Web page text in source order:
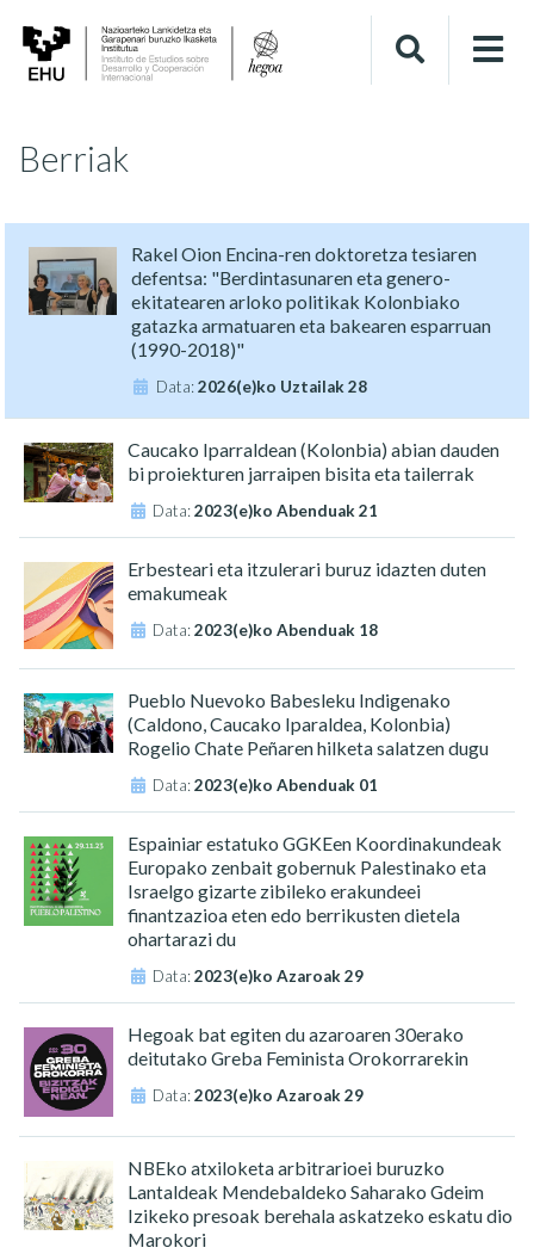
Berriak
Rakel Oion Encina-ren doktoretza tesiaren
defentsa: "Berdintasunaren eta genero-
ekitatearen arloko politikak Kolonbiako
gatazka armatuaren eta bakearen esparruan
(1990-2018)"
Data:2026(e)ko Uztailak 28
Caucako Iparraldean (Kolonbia) abian dauden
bi proiekturen jarraipen bisita eta tailerrak
Data:2023(e)ko Abenduak 21
Erbesteari eta itzulerari buruz idazten duten
emakumeak
Data:2023(e)ko Abenduak 18
Pueblo Nuevoko Babesleku Indigenako
(Caldono, Caucako Iparaldea, Kolonbia)
Rogelio Chate Peñaren hilketa salatzen dugu
Data:2023(e)ko Abenduak 01
Espainiar estatuko GGKEen Koordinakundeak
Europako zenbait gobernuk Palestinako eta
Israelgo gizarte zibileko erakundeei
finantzazioa eten edo berrikusten dietela
ohartarazi du
Data:2023(e)ko Azaroak 29
Hegoak bat egiten du azaroaren 30erako
deitutako Greba Feminista Orokorrarekin
Data:2023(e)ko Azaroak 29
NBEko atxiloketa arbitrarioei buruzko
Lantaldeak Mendebaldeko Saharako Gdeim
Izikeko presoak berehala askatzeko eskatu dio
Marokori